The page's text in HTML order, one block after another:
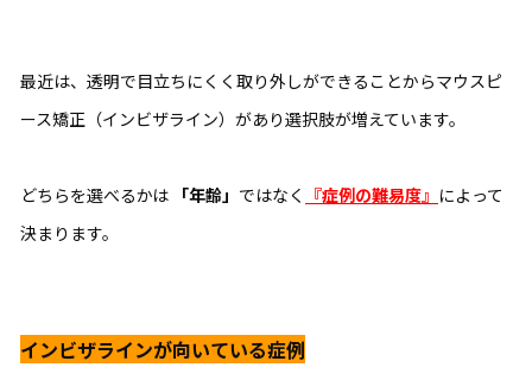
最近は、透明で目立ちにくく取り外しができることからマウスピ
ース矯正（インビザライン）があり選択肢が増えています。
どちらを選べるかは 「年齢」 ではなく 『症例の難易度』 によって
決まります。
インビザラインが向いている症例